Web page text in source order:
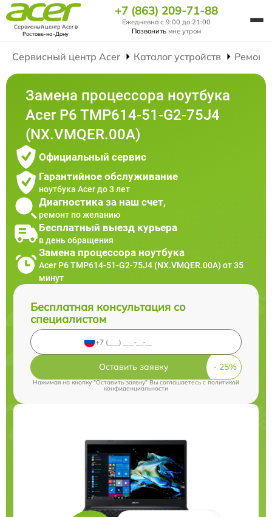
Сервисный центр Acerв
Ростове-на-Дону
+7 (863) 209-71-88
Ежедневно с 9:00 до 21:00
Позвонить мне утром
Сервисный центр Acer Каталог устройств Ремонт
Замена процессора ноутбука
Acer P6 TMP614-51-G2-75J4
(NX.VMQER.00A)
Официальный сервис
Гарантийное обслуживание
ноутбука Acer до 3 лет
Диагностика за наш счет,
ремонт по желанию
Бесплатный выезд курьера
в день обращения
Замена процессора ноутбука
Acer P6 TMP614-51-G2-75J4 (NX.VMQER.00A) от 35
минут
Бесплатная консультация со
специалистом
Оставить заявку
Нажимая на кнопку "Оставить заявку" Вы соглашаетесь cполитикой
конфиденциальности